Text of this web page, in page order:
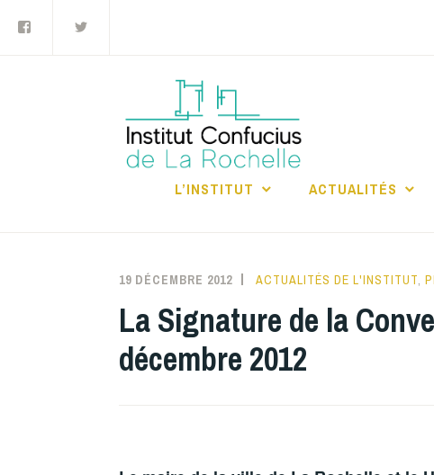
L’INSTITUT ACTUALITÉS
19 DÉCEMBRE 2012 ACTUALITÉS DE L'INSTITUT
La Signature de la
décembre 2012